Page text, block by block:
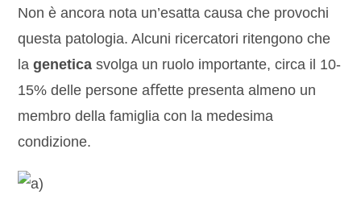
Non è ancora nota un’esatta causa che provochi
questa patologia. Alcuni ricercatori ritengono che
lageneticasvolga un ruolo importante, circa il 10-
15% delle persone aﬀette presenta almeno un
membro della famiglia con la medesima
condizione.